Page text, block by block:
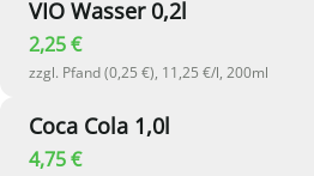
VIO Wasser 0,2l
2,25 €
zzgl. Pfand (0,25 €), 11,25 €/l, 200ml
Coca Cola 1,0l
4,75 €